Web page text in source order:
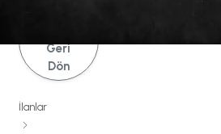
Geri
Dön
İlanlar